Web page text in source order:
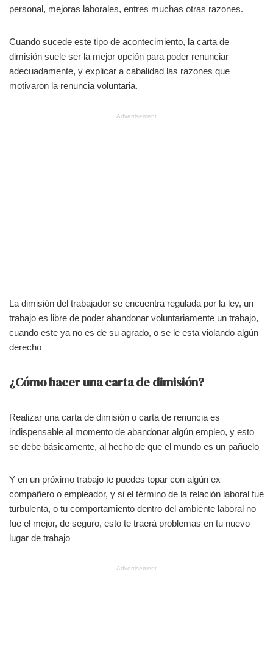
personal, mejoras laborales, entres muchas otras razones.
Cuando sucede este tipo de acontecimiento, la carta de
dimisión suele ser la mejor opción para poder renunciar
adecuadamente, y explicar a cabalidad las razones que
motivaron la renuncia voluntaria.
Advertisement
La dimisión del trabajador se encuentra regulada por la ley, un
trabajo es libre de poder abandonar voluntariamente un trabajo,
cuando este ya no es de su agrado, o se le esta violando algún
derecho
¿Cómo hacer una carta de dimisión?
Realizar una carta de dimisión o carta de renuncia es
indispensable al momento de abandonar algún empleo, y esto
se debe básicamente, al hecho de que el mundo es un pañuelo
Y en un próximo trabajo te puedes topar con algún ex
compañero o empleador, y si el término de la relación laboral fue
turbulenta, o tu comportamiento dentro del ambiente laboral no
fue el mejor, de seguro, esto te traerá problemas en tu nuevo
lugar de trabajo
Advertisement